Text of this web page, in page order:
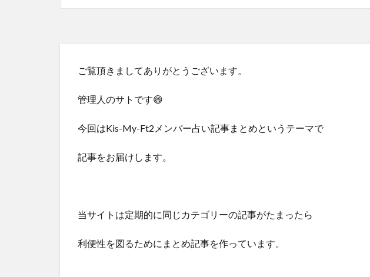
ご覧頂きましてありがとうございます。
管理人のサトです😄
今回はKis-My-Ft2メンバー占い記事まとめというテーマで
記事をお届けします。
当サイトは定期的に同じカテゴリーの記事がたまったら
利便性を図るためにまとめ記事を作っています。